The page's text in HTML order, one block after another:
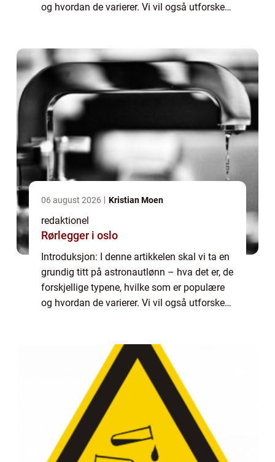
og hvordan de varierer. Vi vil også utforske
06 august 2026 Kristian Moen
redaktionel
Rørlegger i oslo
Introduksjon: I denne artikkelen skal vi ta en
grundig titt på astronautlønn – hva det er, de
forskjellige typene, hvilke som er populære
og hvordan de varierer. Vi vil også utforske